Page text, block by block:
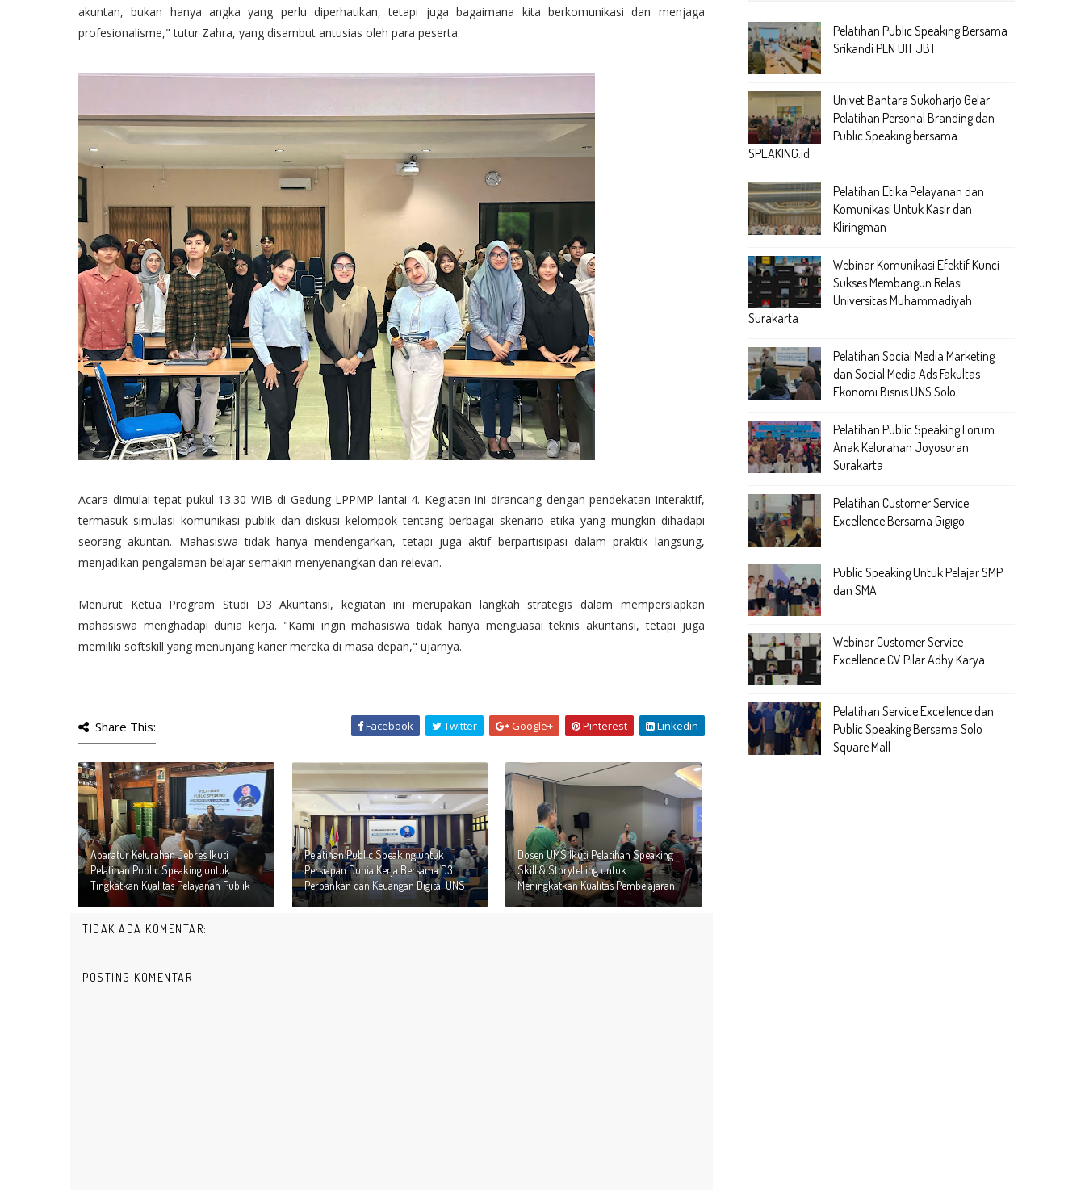
akuntan, bukan hanya angka yang perlu diperhatikan, tetapi juga bagaimana kita berkomunikasi dan menjaga
profesionalisme," tutur Zahra, yang disambut antusias oleh para peserta.
Acara dimulai tepat pukul 13.30 WIB di Gedung LPPMP lantai 4. Kegiatan ini dirancang dengan pendekatan interaktif,
termasuk simulasi komunikasi publik dan diskusi kelompok tentang berbagai skenario etika yang mungkin dihadapi
seorang akuntan. Mahasiswa tidak hanya mendengarkan, tetapi juga aktif berpartisipasi dalam praktik langsung,
menjadikan pengalaman belajar semakin menyenangkan dan relevan.
Menurut Ketua Program Studi D3 Akuntansi, kegiatan ini merupakan langkah strategis dalam mempersiapkan
mahasiswa menghadapi dunia kerja. "Kami ingin mahasiswa tidak hanya menguasai teknis akuntansi, tetapi juga
memiliki softskill yang menunjang karier mereka di masa depan," ujarnya.
Share This: Facebook Twitter Google+ Pinterest Linkedin
Aparatur Kelurahan Jebres Ikuti
Pelatihan Public Speaking untuk
Tingkatkan Kualitas Pelayanan Publik
Pelatihan Public Speaking untuk
Persiapan Dunia Kerja Bersama D3
Perbankan dan Keuangan Digital UNS
Dosen UMS Ikuti Pelatihan Speaking
Skill & Storytelling untuk
Meningkatkan Kualitas Pembelajaran
TIDAK ADA KOMENTAR:
POSTING KOMENTAR
Pelatihan Public Speaking Bersama
Srikandi PLN UIT JBT
Univet Bantara Sukoharjo Gelar
Pelatihan Personal Branding dan
Public Speaking bersama
SPEAKING.id
Pelatihan Etika Pelayanan dan
Komunikasi Untuk Kasir dan
Kliringman
Webinar Komunikasi Efektif Kunci
Sukses Membangun Relasi
Universitas Muhammadiyah
Surakarta
Pelatihan Social Media Marketing
dan Social Media Ads Fakultas
Ekonomi Bisnis UNS Solo
Pelatihan Public Speaking Forum
Anak Kelurahan Joyosuran
Surakarta
Pelatihan Customer Service
Excellence Bersama Gigigo
Public Speaking Untuk Pelajar SMP
dan SMA
Webinar Customer Service
Excellence CV Pilar Adhy Karya
Pelatihan Service Excellence dan
Public Speaking Bersama Solo
Square Mall